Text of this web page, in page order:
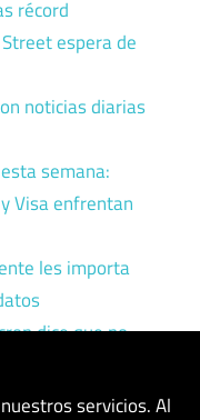
récord
espera de
noticias diarias
semana:
Visa enfrentan
les importa
dice que no.
servicios. Al